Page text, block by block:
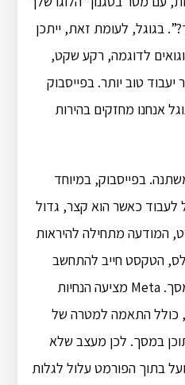
בגוגל, לעומת זאת, ייתכן
לדוגמה, רקע שקט,
יעבוד טוב יותר. בפייסבוק
אנחנו מחזקים בהירות
בפייסבוק, במיוחד
לעבוד כאשר הוא קצר, גדול
המודעה מתחילה להיראות
הטקסט חייב להתחשב
בממשק שמכסה חלקים מהמסך. Meta מציעה הנחיות
כולל התאמה למטרה של
במסך. לכן מעצב שלא
בתוך הפורמט עלול לגלות